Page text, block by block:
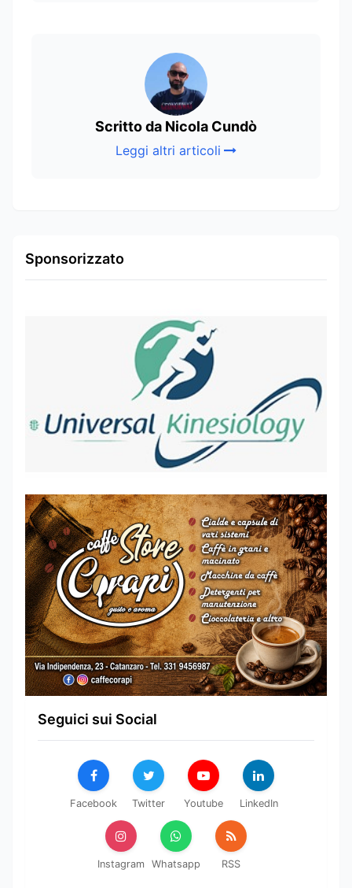
Scritto da Nicola Cundò
Leggi altri articoli
Sponsorizzato
Seguici sui Social
Facebook Twitter Youtube LinkedIn
Instagram Whatsapp RSS